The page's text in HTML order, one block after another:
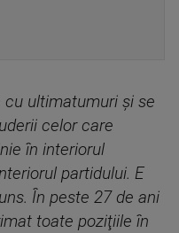
cu ultimatumuri şi se
celor care
în interiorul
partidului. E
În peste 27 de ani
toate poziţiile în